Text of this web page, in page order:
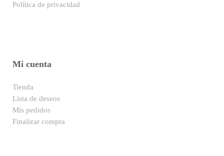
Política de privacidad
Mi cuenta
Tienda
Lista de deseos
Mis pedidos
Finalizar compra